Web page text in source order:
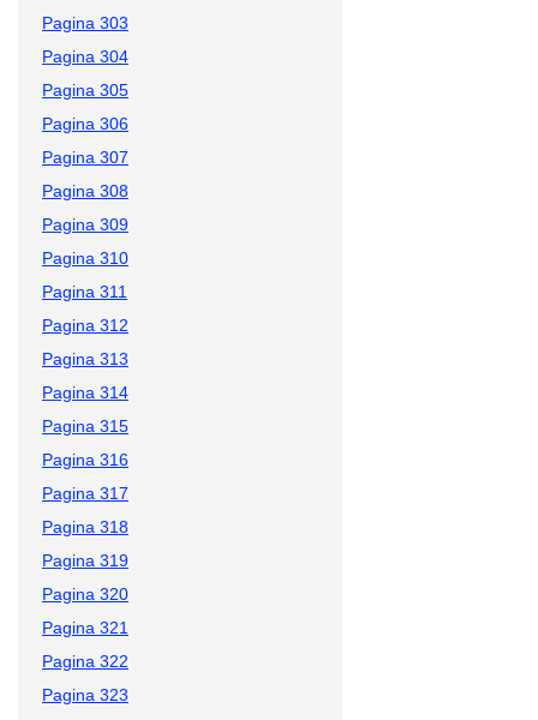
Pagina 303
Pagina 304
Pagina 305
Pagina 306
Pagina 307
Pagina 308
Pagina 309
Pagina 310
Pagina 311
Pagina 312
Pagina 313
Pagina 314
Pagina 315
Pagina 316
Pagina 317
Pagina 318
Pagina 319
Pagina 320
Pagina 321
Pagina 322
Pagina 323